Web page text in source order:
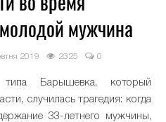
мужчина
2019 2325 0
Барышевка, который
случилась трагедия: когда
33-летнего мужчины,